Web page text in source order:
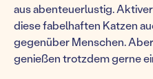
aus abenteuerlustig.
diese fabelhaften Katzen
gegenüber Menschen.
genießen trotzdem gerne